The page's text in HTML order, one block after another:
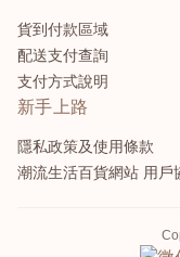
貨到付款區域
配送支付查詢
支付方式說明
新手上路
隱私政策及使用條款
潮流生活百貨網站 用戶